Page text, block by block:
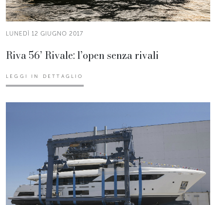
LUNEDÌ 12 GIUGNO 2017
Riva 56’ Rivale: l’open senza rivali
LEGGI IN DETTAGLIO